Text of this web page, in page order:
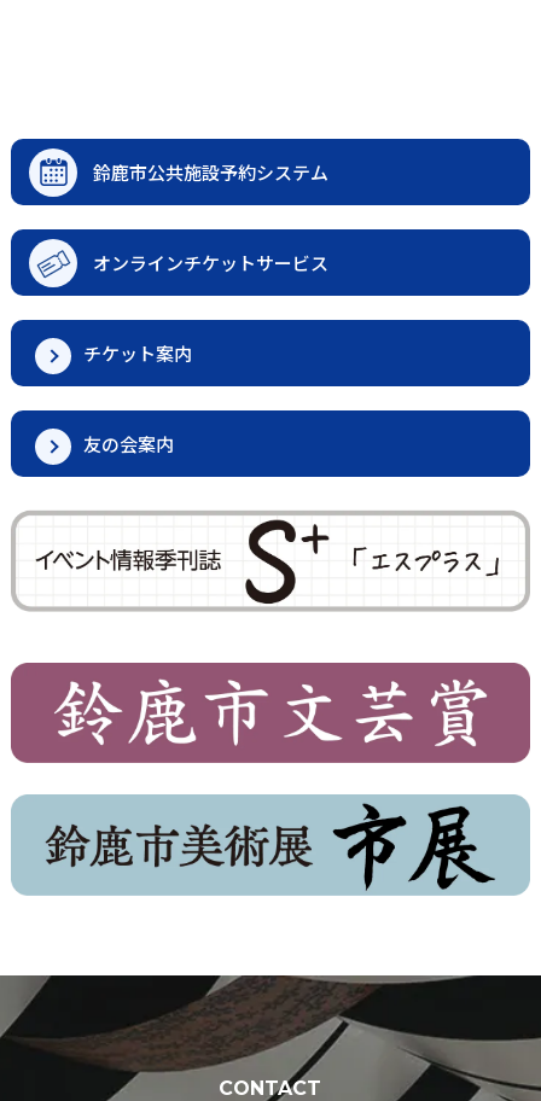
鈴鹿市公共施設予約システム
オンラインチケットサービス
チケット案内
友の会案内
CONTACT